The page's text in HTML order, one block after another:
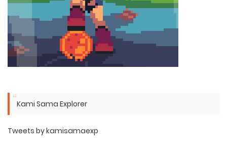
Kami Sama Explorer
Tweets by kamisamaexp